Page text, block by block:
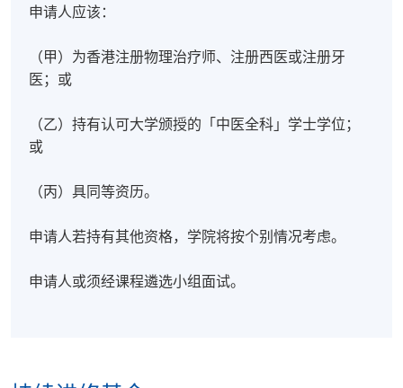
申请人应该：
（甲）为香港注册物理治疗师、注册西医或注册牙
医；或
（乙）持有认可大学颁授的「中医全科」学士学位；
或
（丙）具同等资历。
申请人若持有其他资格，学院将按个别情况考虑。
申请人或须经课程遴选小组面试。